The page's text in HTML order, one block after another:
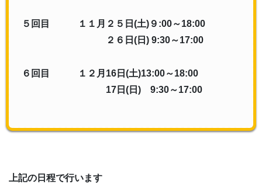
５回目
１１月２５日(土)９:00～18:00
２６日(日) 9:30～17:00
６回目
１２月16日(土)13:00～18:00
17日(日) 9:30～17:00
上記の日程で行います